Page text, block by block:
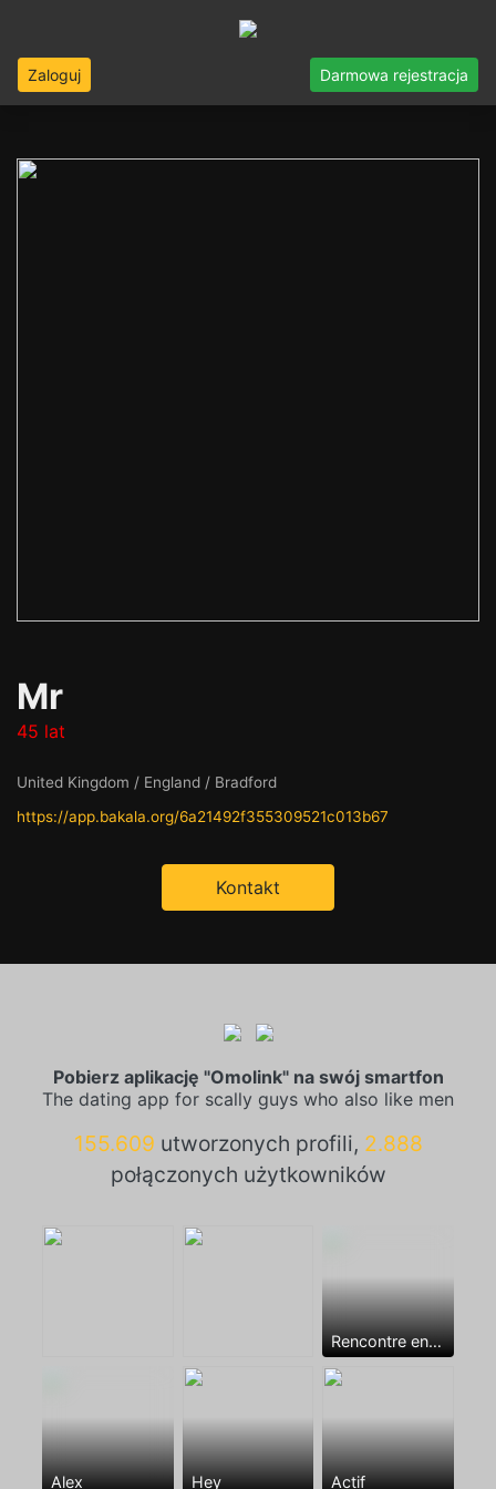
Zaloguj Darmowa rejestracja
Mr
45 lat
United Kingdom / England / Bradford
https://app.bakala.org/6a21492f355309521c013b67
Kontakt
Pobierz aplikację "Omolink" na swój smartfon
The dating app for scally guys who also like men
155.609 utworzonych profili, 2.888
połączonych użytkowników
Rencontre entre mecs
Alex Hey Actif